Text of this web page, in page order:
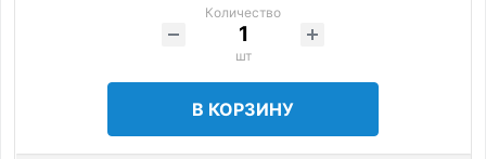
Количество
шт
В КОРЗИНУ